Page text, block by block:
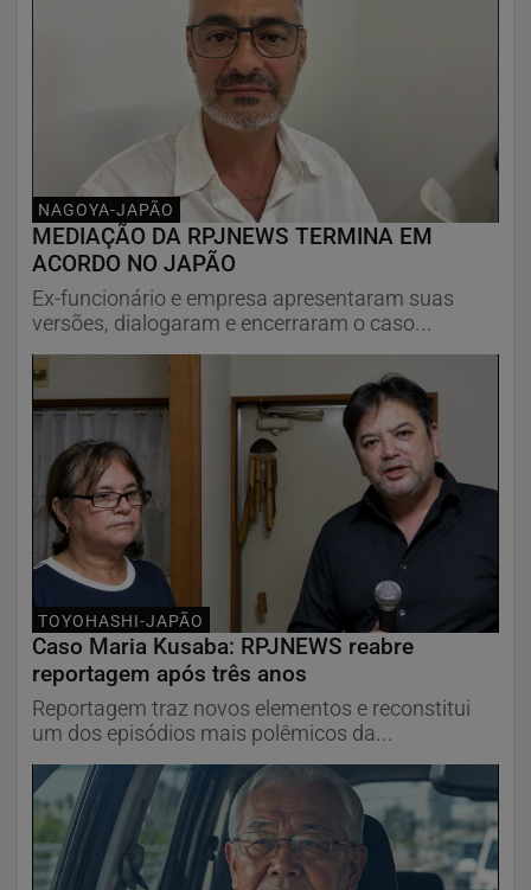
NAGOYA-JAPÃO
MEDIAÇÃO DA RPJNEWS TERMINA EM
ACORDO NO JAPÃO
Ex-funcionário e empresa apresentaram suas
versões, dialogaram e encerraram o caso...
TOYOHASHI-JAPÃO
Caso Maria Kusaba: RPJNEWS reabre
reportagem após três anos
Reportagem traz novos elementos e reconstitui
um dos episódios mais polêmicos da...